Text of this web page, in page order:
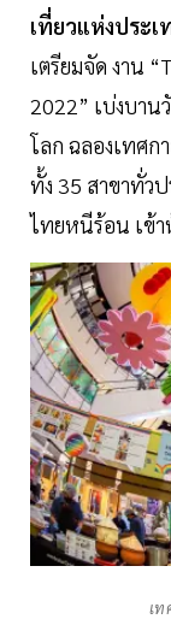
เที่ยวแห่งประ
เตรียมจัด งาน
2022” เบ่งบาน
โลก ฉลองเทศก
ทั้ง 35 สาขาทั่ว
ไทยหนีร้อน เข้า
เท